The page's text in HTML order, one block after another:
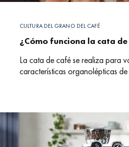
CULTURA DEL GRANO DEL CAFÉ
¿Cómo funciona la cata
La cata de café se realiza para
características organolépticas